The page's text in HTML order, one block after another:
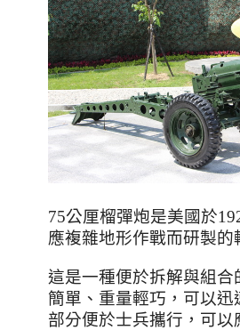
75公厘榴彈炮是美國於
應複雜地形作戰而研製的
這是一種便於拆解與組合
簡單、重量輕巧，可以迅
部分便於士兵攜行，可以